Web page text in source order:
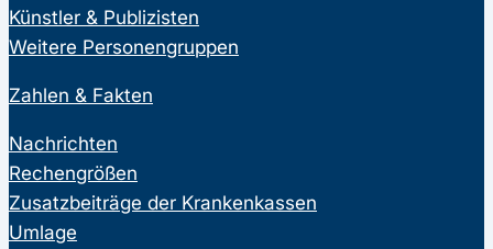
Künstler & Publizisten
Weitere Personengruppen
Zahlen & Fakten
Nachrichten
Rechengrößen
Zusatzbeiträge der Krankenkassen
Umlage